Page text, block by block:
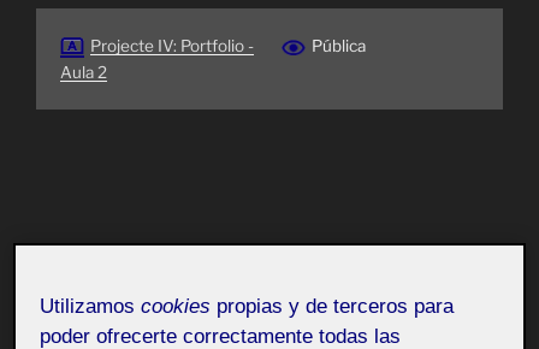
Projecte IV: Portfolio -
Aula 2
Pública
Utilizamoscookies propias y de terceros para
poder ofrecerte correctamente todas las